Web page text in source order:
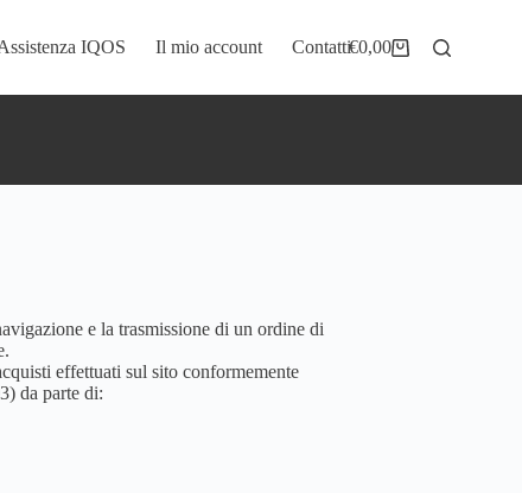
IQOS Il mio account Contatti€0,00
e la trasmissione di un ordine di
effettuati sul sito conformemente
da parte di: